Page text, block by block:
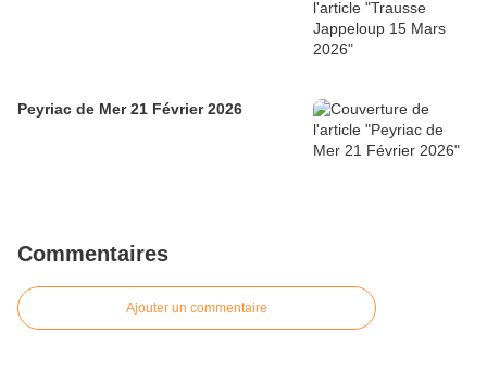
Peyriac de Mer 21 Février 2026
Commentaires
Ajouter un commentaire